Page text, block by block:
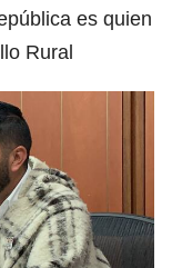
es quien
Rural